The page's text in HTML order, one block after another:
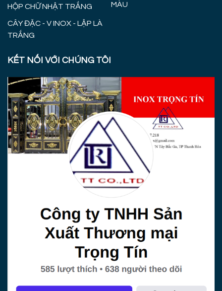
HỘP CHỮ NHẬT TRẮNG
CÂY ĐẶC - V INOX - LẬP LÀ
TRẮNG
MÀU
KẾT NỐI VỚI CHÚNG TÔI